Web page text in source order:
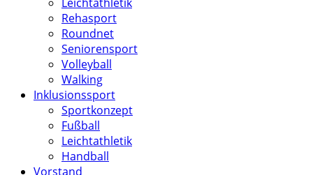
Rehasport
Roundnet
Seniorensport
Volleyball
Walking
Inklusionssport
Sportkonzept
Fußball
Leichtathletik
Handball
Vorstand